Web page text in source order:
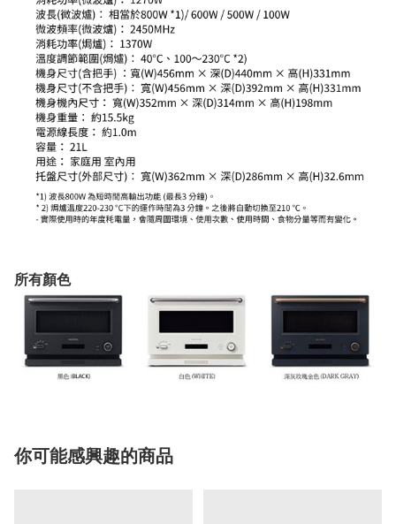
所有顏色
你可能感興趣的商品